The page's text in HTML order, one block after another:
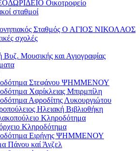
Οικοτροφείο
σταθμοί
Σταθμός Ο ΑΓΙΟΣ ΝΙΚΟΛΑΟΣ
σχολές
Βυζ. Μουσικής και Αγιογραφίας
Στεφάνου ΨΗΜΜΕΝΟΥ
Χαρίκλειας Μπιρμπίλη
Αφροδίτης Λυκουργιώτου
Ηλειακή Βιβλιοθήκη
Κληροδότημα
Κληροδότημα
Ειρήνης ΨΗΜΜΕΝΟΥ
Πάνου καί Άνζελ